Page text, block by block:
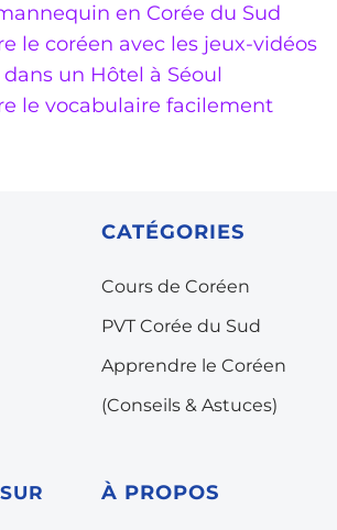
en Corée du Sud
le coréen avec les jeux-vidéos
un Hôtel à Séoul
le vocabulaire facilement
CATÉGORIES
Cours de Coréen
PVT Corée du Sud
Apprendre le Coréen
(Conseils & Astuces)
À PROPOS